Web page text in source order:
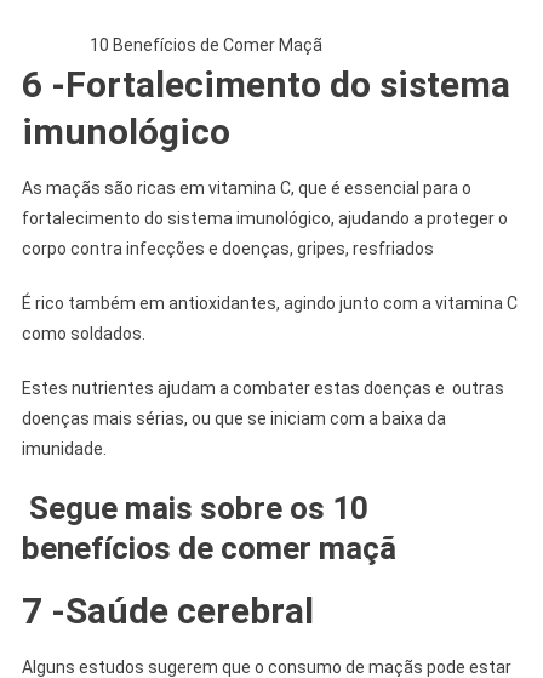
10 Benefícios de Comer Maçã
6 -Fortalecimento do sistema
imunológico
As maçãs são ricas em vitamina C, que é essencial para o
fortalecimento do sistema imunológico, ajudando a proteger o
corpo contra infecções e doenças, gripes, resfriados
É rico também em antioxidantes, agindo junto com a vitamina C
como soldados.
Estes nutrientes ajudam a combater estas doenças e outras
doenças mais sérias, ou que se iniciam com a baixa da
imunidade.
Segue mais sobre os 10
benefícios de comer maçã
7 -Saúde cerebral
Alguns estudos sugerem que o consumo de maçãs pode estar